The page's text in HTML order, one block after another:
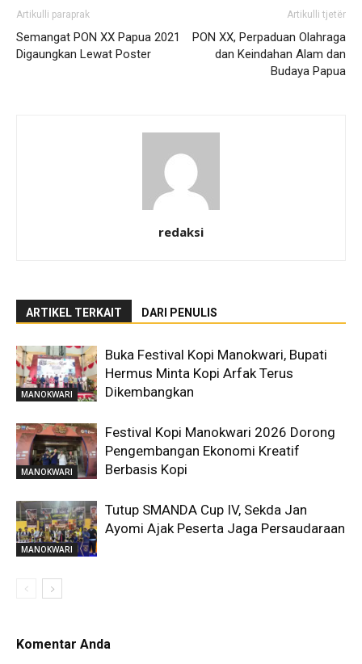
Artikulli paraprak
Semangat PON XX Papua 2021
Digaungkan Lewat Poster
Artikulli tjetër
PON XX, Perpaduan Olahraga
dan Keindahan Alam dan
Budaya Papua
redaksi
ARTIKEL TERKAIT DARI PENULIS
MANOKWARI
Buka Festival Kopi Manokwari, Bupati
Hermus Minta Kopi Arfak Terus
Dikembangkan
MANOKWARI
Festival Kopi Manokwari 2026 Dorong
Pengembangan Ekonomi Kreatif
Berbasis Kopi
MANOKWARI
Tutup SMANDA Cup IV, Sekda Jan
Ayomi Ajak Peserta Jaga Persaudaraan
Komentar Anda